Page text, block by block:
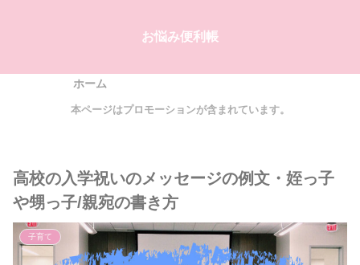
お悩み便利帳
ホーム
本ページはプロモーションが含まれています。
高校の入学祝いのメッセージの例文・姪っ子
や甥っ子/親宛の書き方
子育て